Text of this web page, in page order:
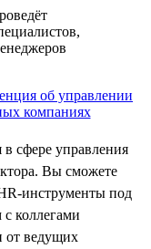
сфере управления
Вы сможете
под
коллегами
от ведущих